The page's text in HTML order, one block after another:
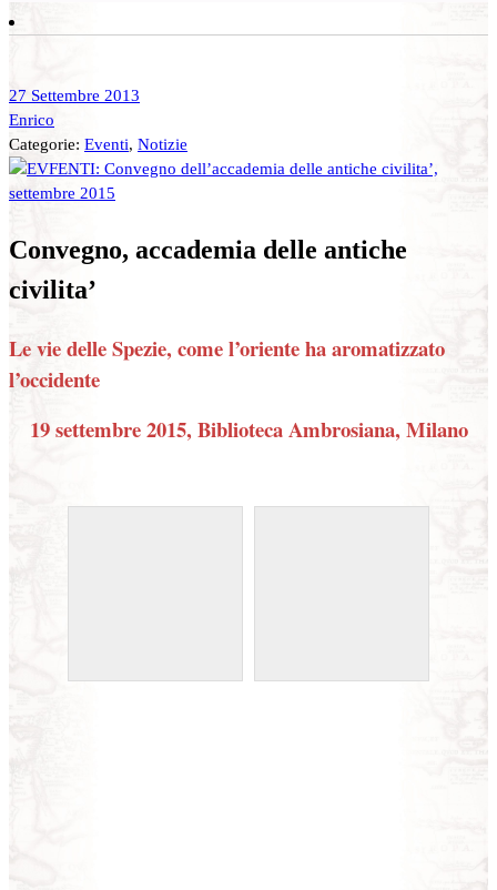
27 Settembre 2013
Enrico
Categorie: Eventi, Notizie
Convegno, accademia delle antiche
civilita’
Le vie delle Spezie, come l’oriente ha aromatizzato
l’occidente
19 settembre 2015, Biblioteca Ambrosiana, Milano